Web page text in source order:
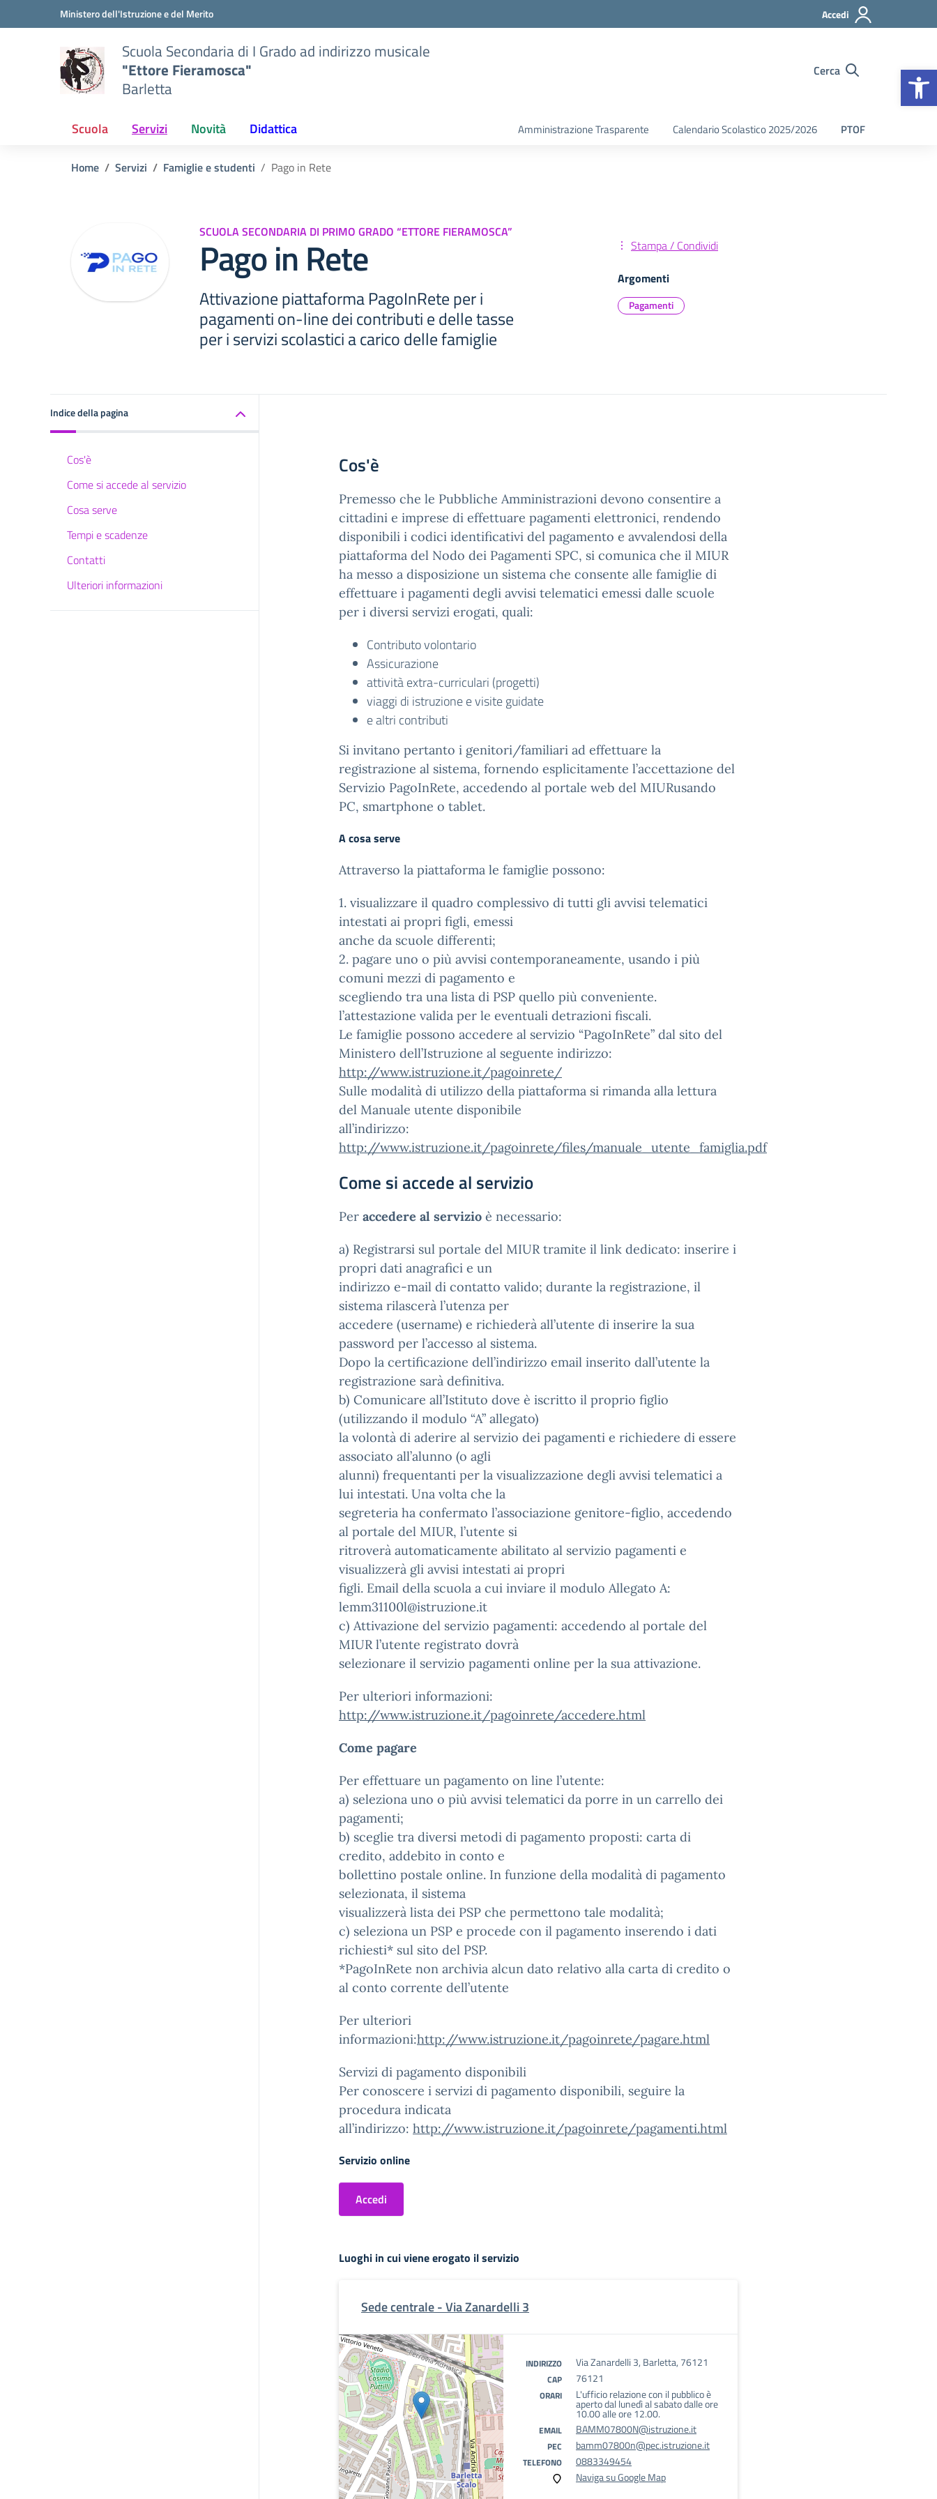
Vai ai contenuti
Vai al menu di navigazioneMinistero dell'Istruzione e del Merito Accedi
Scuola Secondaria di I Grado ad indirizzo musicale
"Ettore Fieramosca"
Barletta
Cerca
Scuola Servizi Novità Didattica Amministrazione Trasparente Calendario Scolastico 2025/2026 PTOF
Home Servizi Famiglie e studenti Pago in Rete
SCUOLA SECONDARIA DI PRIMO GRADO “ETTORE FIERAMOSCA”
Pago in Rete
Attivazione piattaforma PagoInRete per i
pagamenti on-line dei contributi e delle tasse
per i servizi scolastici a carico delle famiglie
Stampa / Condividi
Argomenti
Pagamenti
Indice della pagina
Cos'è
Come si accede al servizio
Cosa serve
Tempi e scadenze
Contatti
Ulteriori informazioni
Cos'è
Premesso che le Pubbliche Amministrazioni devono consentire a
cittadini e imprese di effettuare pagamenti elettronici, rendendo
disponibili i codici identificativi del pagamento e avvalendosi della
piattaforma del Nodo dei Pagamenti SPC, si comunica che il MIUR
ha messo a disposizione un sistema che consente alle famiglie di
effettuare i pagamenti degli avvisi telematici emessi dalle scuole
per i diversi servizi erogati, quali:
Contributo volontario
Assicurazione
attività extra-curriculari (progetti)
viaggi di istruzione e visite guidate
e altri contributi
Si invitano pertanto i genitori/familiari ad effettuare la
registrazione al sistema, fornendo esplicitamente l’accettazione del
Servizio PagoInRete, accedendo al portale web del MIURusando
PC, smartphone o tablet.
A cosa serve
Attraverso la piattaforma le famiglie possono:
1. visualizzare il quadro complessivo di tutti gli avvisi telematici
intestati ai propri figli, emessi
anche da scuole differenti;
2. pagare uno o più avvisi contemporaneamente, usando i più
comuni mezzi di pagamento e
scegliendo tra una lista di PSP quello più conveniente.
l’attestazione valida per le eventuali detrazioni fiscali.
Le famiglie possono accedere al servizio “PagoInRete” dal sito del
Ministero dell’Istruzione al seguente indirizzo:
http://www.istruzione.it/pagoinrete/
Sulle modalità di utilizzo della piattaforma si rimanda alla lettura
del Manuale utente disponibile
all’indirizzo:
http://www.istruzione.it/pagoinrete/files/manuale_utente_famiglia.pdf
Come si accede al servizio
Per accedere al servizio è necessario:
a) Registrarsi sul portale del MIUR tramite il link dedicato: inserire i
propri dati anagrafici e un
indirizzo e-mail di contatto valido; durante la registrazione, il
sistema rilascerà l’utenza per
accedere (username) e richiederà all’utente di inserire la sua
password per l’accesso al sistema.
Dopo la certificazione dell’indirizzo email inserito dall’utente la
registrazione sarà definitiva.
b) Comunicare all’Istituto dove è iscritto il proprio figlio
(utilizzando il modulo “A” allegato)
la volontà di aderire al servizio dei pagamenti e richiedere di essere
associato all’alunno (o agli
alunni) frequentanti per la visualizzazione degli avvisi telematici a
lui intestati. Una volta che la
segreteria ha confermato l’associazione genitore-figlio, accedendo
al portale del MIUR, l’utente si
ritroverà automaticamente abilitato al servizio pagamenti e
visualizzerà gli avvisi intestati ai propri
figli. Email della scuola a cui inviare il modulo Allegato A:
lemm31100l@istruzione.it
c) Attivazione del servizio pagamenti: accedendo al portale del
MIUR l’utente registrato dovrà
selezionare il servizio pagamenti online per la sua attivazione.
Per ulteriori informazioni:
http://www.istruzione.it/pagoinrete/accedere.html
Come pagare
Per effettuare un pagamento on line l’utente:
a) seleziona uno o più avvisi telematici da porre in un carrello dei
pagamenti;
b) sceglie tra diversi metodi di pagamento proposti: carta di
credito, addebito in conto e
bollettino postale online. In funzione della modalità di pagamento
selezionata, il sistema
visualizzerà lista dei PSP che permettono tale modalità;
c) seleziona un PSP e procede con il pagamento inserendo i dati
richiesti* sul sito del PSP.
*PagoInRete non archivia alcun dato relativo alla carta di credito o
al conto corrente dell’utente
Per ulteriori
informazioni:http://www.istruzione.it/pagoinrete/pagare.html
Servizi di pagamento disponibili
Per conoscere i servizi di pagamento disponibili, seguire la
procedura indicata
all’indirizzo: http://www.istruzione.it/pagoinrete/pagamenti.html
Servizio online
Accedi
Luoghi in cui viene erogato il servizio
Sede centrale - Via Zanardelli 3
INDIRIZZO Via Zanardelli 3, Barletta, 76121
CAP 76121
ORARI L'ufficio relazione con il pubblico è
aperto dal lunedì al sabato dalle ore
10.00 alle ore 12.00.
EMAIL BAMM07800N@istruzione.it
PEC bamm07800n@pec.istruzione.it
TELEFONO
0883349454
Naviga su Google Map